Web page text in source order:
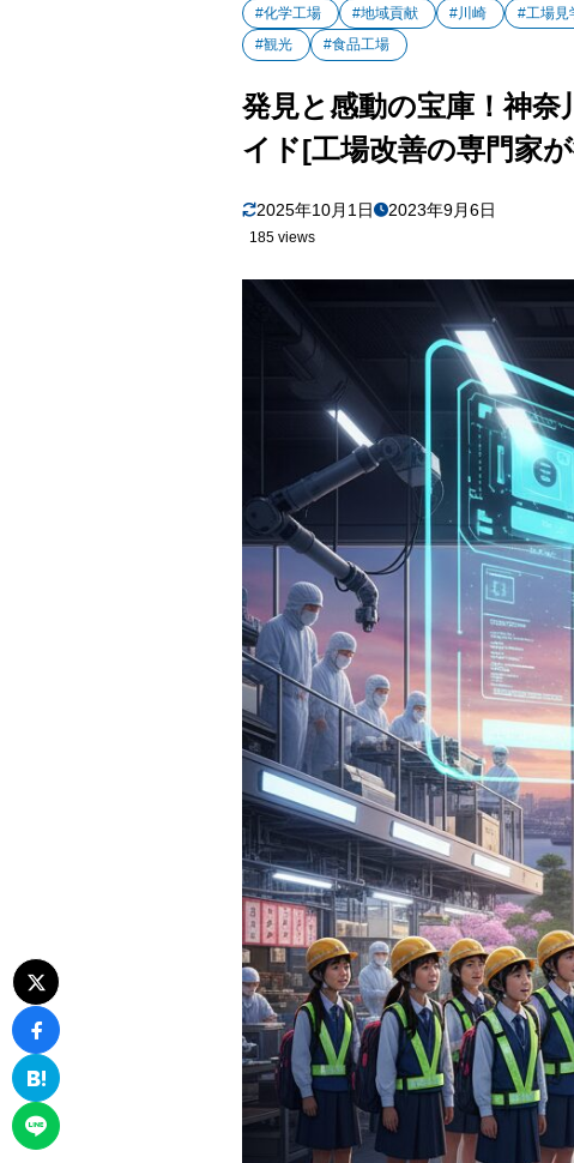
#化学工場
#地域貢献 #川崎 #工場見
#観光
#食品工場
発見と感動の宝庫！神
イド[工場改善の専門家
2025年10月1日 2023年9月6日
185 views